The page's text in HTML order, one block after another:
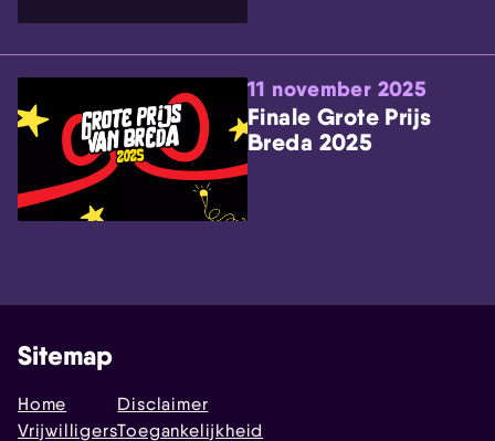
11 november 2025
Finale Grote Prijs
Breda 2025
Sitemap
Home
Vrijwilligers
Disclaimer
Toegankelijkheid